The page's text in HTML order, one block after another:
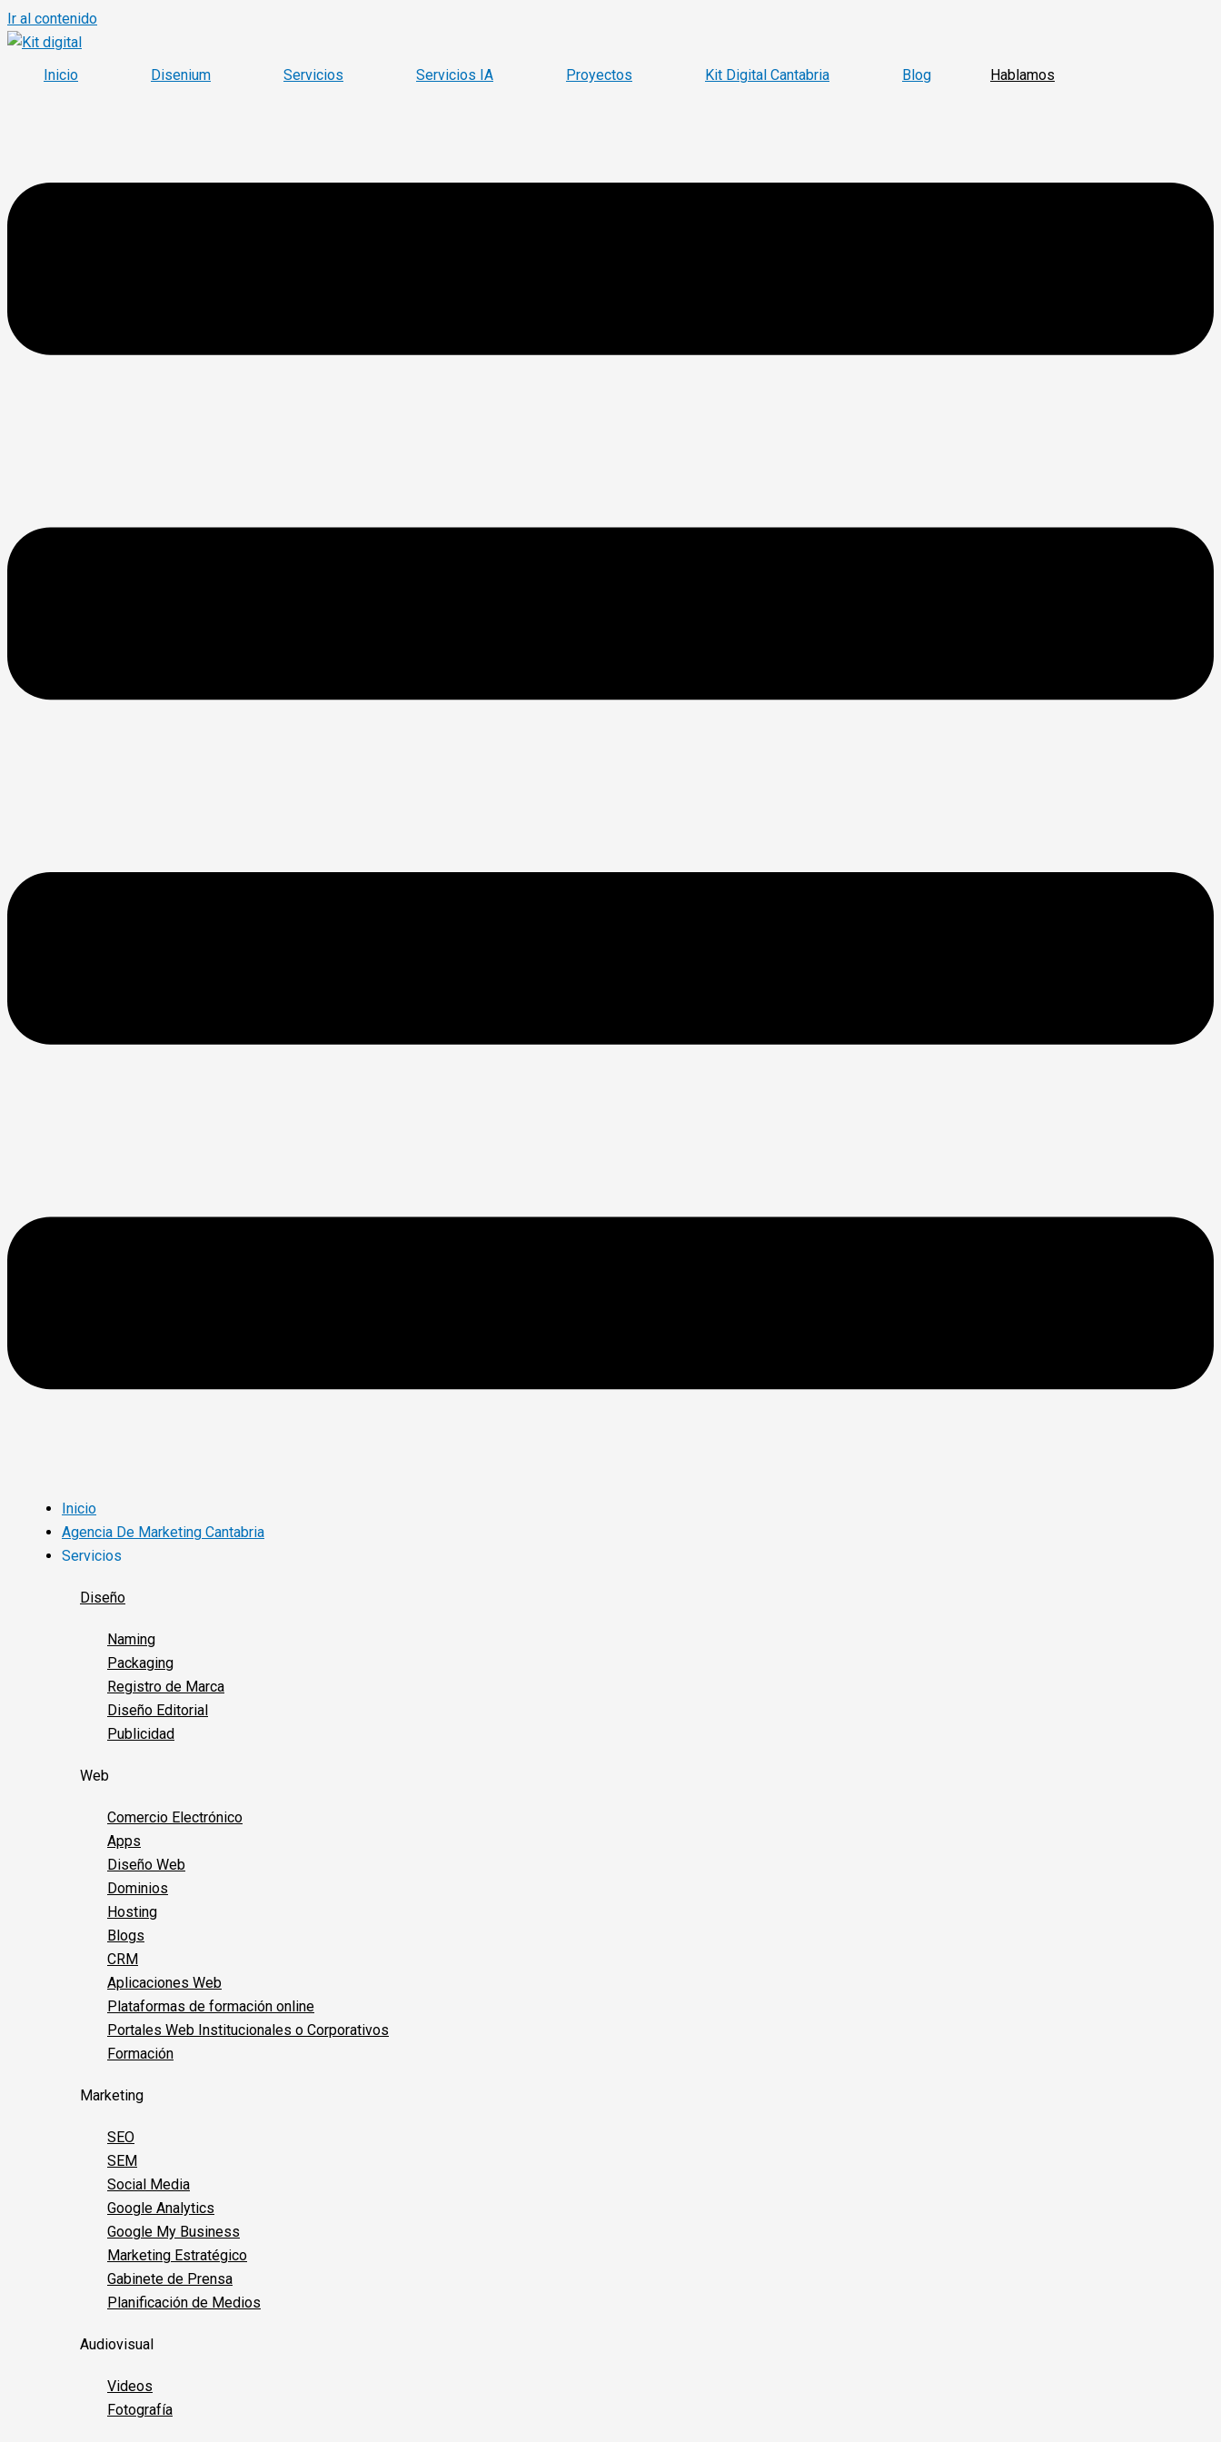
Ir al contenido
Inicio Disenium Servicios Servicios IA Proyectos Kit Digital Cantabria Blog Hablamos
Inicio
Agencia De Marketing Cantabria
Servicios
Diseño
Naming
Packaging
Registro de Marca
Diseño Editorial
Publicidad
Web
Comercio Electrónico
Apps
Diseño Web
Dominios
Hosting
Blogs
CRM
Aplicaciones Web
Plataformas de formación online
Portales Web Institucionales o Corporativos
Formación
Marketing
SEO
SEM
Social Media
Google Analytics
Google My Business
Marketing Estratégico
Gabinete de Prensa
Planificación de Medios
Audiovisual
Videos
Fotografía